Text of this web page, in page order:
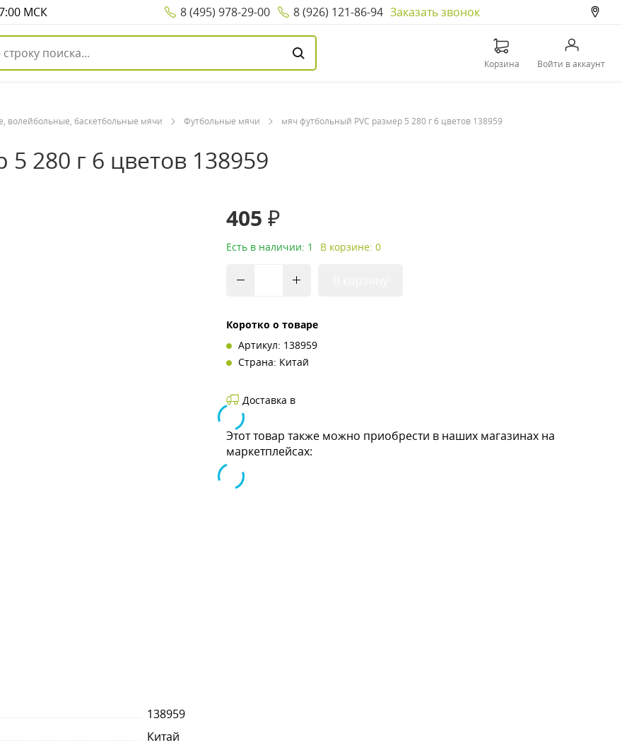
МСК 8 (495) 978-29-00 8 (926) 121-86-94 Заказать звонок
Корзина Войти в аккаунт
волейбольные, баскетбольные мячи Футбольные мячи мяч футбольный PVC размер 5 280 г 6 цветов 138959
280 г 6 цветов 138959
405 ₽
Есть в наличии: 1 В корзине: 0
Коротко о товаре
Артикул: 138959
Страна: Китай
Доставка в
Этот товар также можно приобрести в наших магазинах на
маркетплейсах:
138959
Китай